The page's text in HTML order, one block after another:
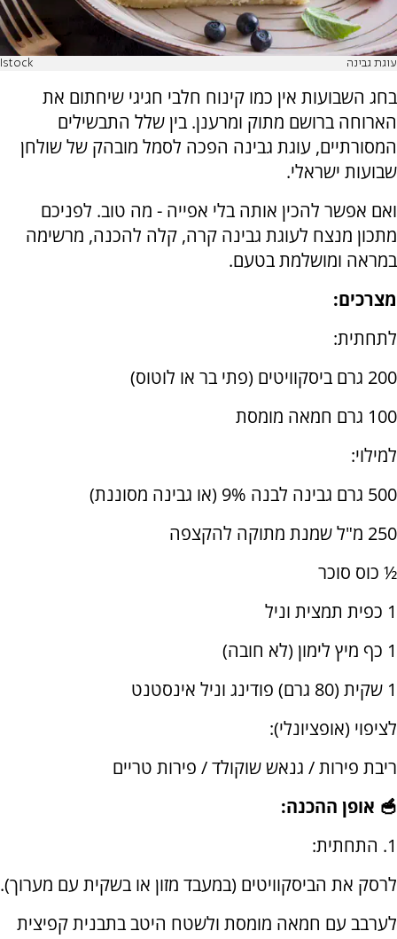
עוגת גבינה Istock
בחג השבועות אין כמו קינוח חלבי חגיגי שיחתום את
הארוחה ברושם מתוק ומרענן. בין שלל התבשילים
המסורתיים, עוגת גבינה הפכה לסמל מובהק של שולחן
שבועות ישראלי.
ואם אפשר להכין אותה בלי אפייה - מה טוב. לפניכם
מתכון מנצח לעוגת גבינה קרה, קלה להכנה, מרשימה
במראה ומושלמת בטעם.
מצרכים:
לתחתית:
200 גרם ביסקוויטים (פתי בר או לוטוס)
100 גרם חמאה מומסת
למילוי:
500 גרם גבינה לבנה 9% (או גבינה מסוננת)
250 מ"ל שמנת מתוקה להקצפה
½ כוס סוכר
1 כפית תמצית וניל
1 כף מיץ לימון (לא חובה)
1 שקית (80 גרם) פודינג וניל אינסטנט
לציפוי (אופציונלי):
ריבת פירות / גנאש שוקולד / פירות טריים
🥣 אופן ההכנה:
1. התחתית:
לרסק את הביסקוויטים (במעבד מזון או בשקית עם מערוך).
לערבב עם חמאה מומסת ולשטח היטב בתבנית קפיצית